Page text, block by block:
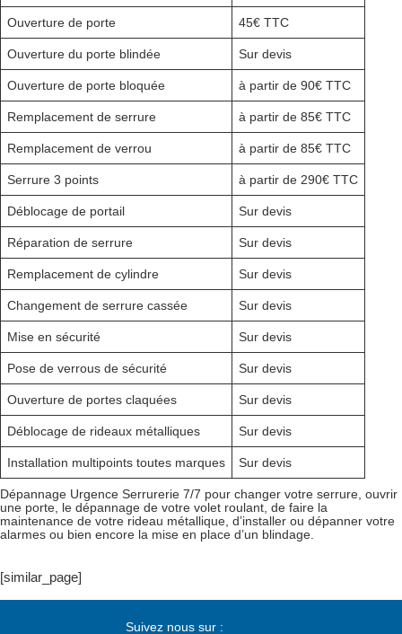
Ouverture de porte 45€ TTC
Ouverture du porte blindée Sur devis
Ouverture de porte bloquée à partir de 90€ TTC
Remplacement de serrure à partir de 85€ TTC
Remplacement de verrou à partir de 85€ TTC
Serrure 3 points à partir de 290€ TTC
Déblocage de portail Sur devis
Réparation de serrure Sur devis
Remplacement de cylindre Sur devis
Changement de serrure cassée Sur devis
Mise en sécurité Sur devis
Pose de verrous de sécurité Sur devis
Ouverture de portes claquées Sur devis
Déblocage de rideaux métalliques Sur devis
Installation multipoints toutes marques Sur devis
Dépannage Urgence Serrurerie 7/7 pour changer votre serrure, ouvrir
une porte, le dépannage de votre volet roulant, de faire la
maintenance de votre rideau métallique, d’installer ou dépanner votre
alarmes ou bien encore la mise en place d’un blindage.
[similar_page]
Suivez nous sur :